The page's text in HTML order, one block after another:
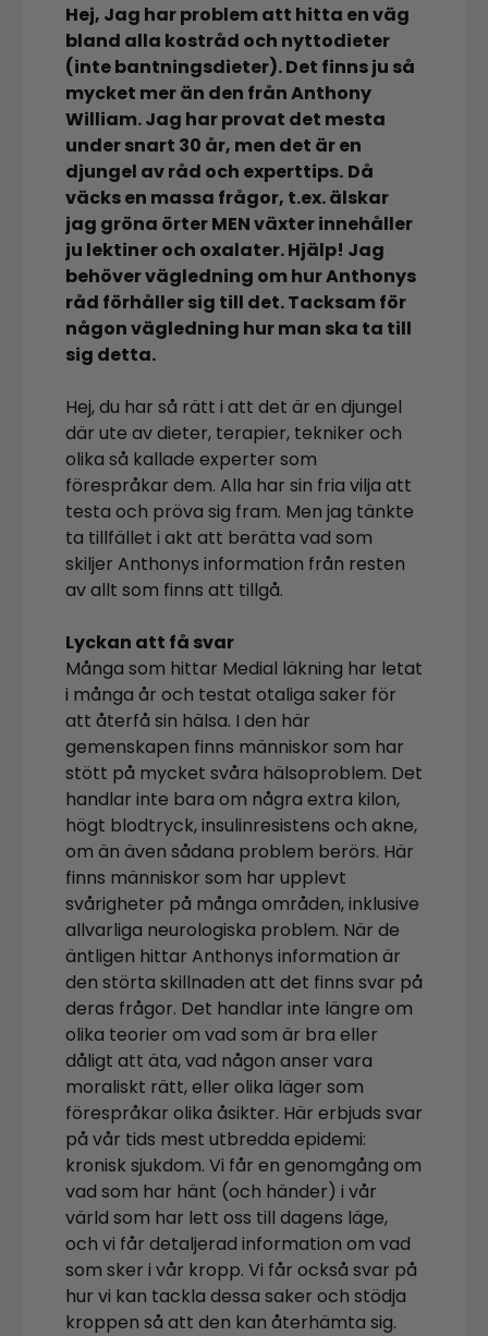
Hej, Jag har problem att hitta en väg
bland alla kostråd och nyttodieter
(inte bantningsdieter). Det finns ju så
mycket mer än den från Anthony
William. Jag har provat det mesta
under snart 30 år, men det är en
djungel av råd och experttips. Då
väcks en massa frågor, t.ex. älskar
jag gröna örter MEN växter innehåller
ju lektiner och oxalater. Hjälp! Jag
behöver vägledning om hur Anthonys
råd förhåller sig till det. Tacksam för
någon vägledning hur man ska ta till
sig detta.
Hej, du har så rätt i att det är en djungel
där ute av dieter, terapier, tekniker och
olika så kallade experter som
förespråkar dem. Alla har sin fria vilja att
testa och pröva sig fram. Men jag tänkte
ta tillfället i akt att berätta vad som
skiljer Anthonys information från resten
av allt som finns att tillgå.
Lyckan att få svar
Många som hittar Medial läkning har letat
i många år och testat otaliga saker för
att återfå sin hälsa. I den här
gemenskapen finns människor som har
stött på mycket svåra hälsoproblem. Det
handlar inte bara om några extra kilon,
högt blodtryck, insulinresistens och akne,
om än även sådana problem berörs. Här
finns människor som har upplevt
svårigheter på många områden, inklusive
allvarliga neurologiska problem. När de
äntligen hittar Anthonys information är
den störta skillnaden att det finns svar på
deras frågor. Det handlar inte längre om
olika teorier om vad som är bra eller
dåligt att äta, vad någon anser vara
moraliskt rätt, eller olika läger som
förespråkar olika åsikter. Här erbjuds svar
på vår tids mest utbredda epidemi:
kronisk sjukdom. Vi får en genomgång om
vad som har hänt (och händer) i vår
värld som har lett oss till dagens läge,
och vi får detaljerad information om vad
som sker i vår kropp. Vi får också svar på
hur vi kan tackla dessa saker och stödja
kroppen så att den kan återhämta sig.